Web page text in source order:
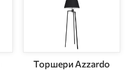
Торшери Azzardo